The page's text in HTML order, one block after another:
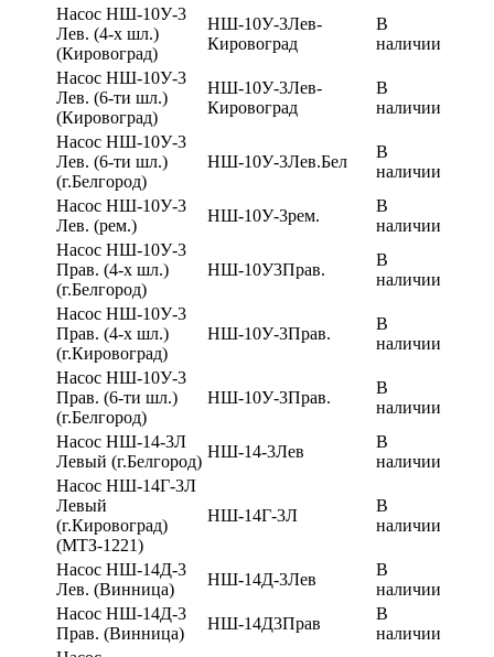
Насос НШ-10У-3
Лев. (4-х шл.)
(Кировоград)
НШ-10У-3Лев-
Кировоград
В
наличии
Насос НШ-10У-3
Лев. (6-ти шл.)
(Кировоград)
НШ-10У-3Лев-
Кировоград
В
наличии
Насос НШ-10У-3
Лев. (6-ти шл.)
(г.Белгород)
НШ-10У-3Лев.Бел
В
наличии
Насос НШ-10У-3
Лев. (рем.)
НШ-10У-3рем.
В
наличии
Насос НШ-10У-3
Прав. (4-х шл.)
(г.Белгород)
НШ-10У3Прав.
В
наличии
Насос НШ-10У-3
Прав. (4-х шл.)
(г.Кировоград)
НШ-10У-3Прав.
В
наличии
Насос НШ-10У-3
Прав. (6-ти шл.)
(г.Белгород)
НШ-10У-3Прав.
В
наличии
Насос НШ-14-3Л
Левый (г.Белгород)
НШ-14-3Лев
В
наличии
Насос НШ-14Г-3Л
Левый
(г.Кировоград)
(МТЗ-1221)
НШ-14Г-3Л
В
наличии
Насос НШ-14Д-3
Лев. (Винница)
НШ-14Д-3Лев
В
наличии
Насос НШ-14Д-3
Прав. (Винница)
НШ-14Д3Прав
В
наличии